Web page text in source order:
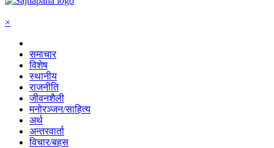
×
समाचार
विशेष
स्थानीय
राजनीति
जीवनशैली
मनोरञ्जन/साहित्य
अर्थ
अन्तरवार्ता
विचार/बहस